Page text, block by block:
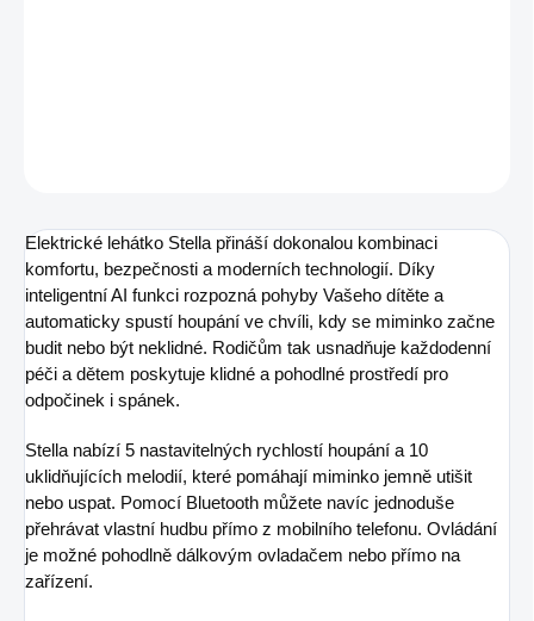
Elektrické lehátko Stella přináší dokonalou kombinaci
komfortu, bezpečnosti a moderních technologií. Díky
inteligentní AI funkci rozpozná pohyby Vašeho dítěte a
automaticky spustí houpání ve chvíli, kdy se miminko začne
budit nebo být neklidné. Rodičům tak usnadňuje každodenní
péči a dětem poskytuje klidné a pohodlné prostředí pro
odpočinek i spánek.
Stella nabízí 5 nastavitelných rychlostí houpání a 10
uklidňujících melodií, které pomáhají miminko jemně utišit
nebo uspat. Pomocí Bluetooth můžete navíc jednoduše
přehrávat vlastní hudbu přímo z mobilního telefonu. Ovládání
je možné pohodlně dálkovým ovladačem nebo přímo na
zařízení.